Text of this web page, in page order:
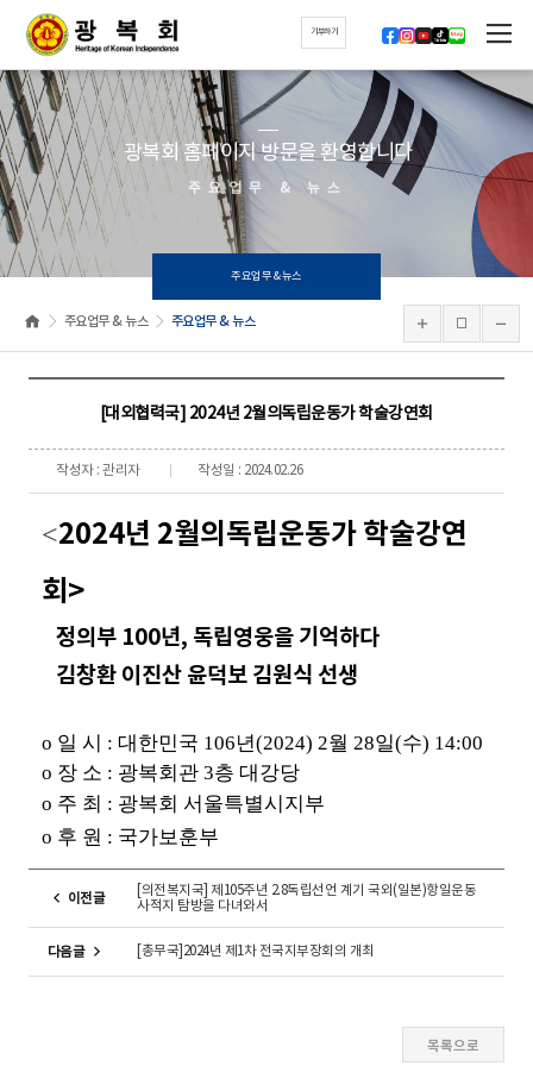
기부하기
광복회 홈페이지 방문을 환영합니다
주요업무 & 뉴스
주요업무 & 뉴스
주요업무 & 뉴스 주요업무 & 뉴스
[대외협력국] 2024년 2월의독립운동가 학술강연회
작성자 : 관리자 작성일 : 2024.02.26
<2024년 2월의독립운동가 학술강연
회>
정의부 100년, 독립영웅을 기억하다
김창환 이진산 윤덕보 김원식 선생
o 일 시 : 대한민국 106년(2024) 2월 28일(수) 14:00
o 장 소 : 광복회관 3층 대강당
o 주 최 : 광복회 서울특별시지부
o 후 원 : 국가보훈부
이전글
[의전복지국] 제105주년 2.8독립선언 계기 국외(일본)항일운동
사적지 탐방을 다녀와서
다음글 [총무국]2024년 제1차 전국지부장회의 개최